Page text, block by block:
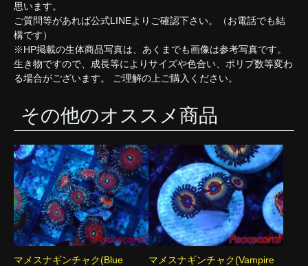
思います。
ご質問等があれば公式LINEよりご確認下さい。（お電話でも結
構です）
※HP掲載の生体商品写真は、あくまでも画像は参考写真です。
生き物ですので、成長等によりサイズや色合い、ポリプ数等変わ
る場合がございます。 ご理解の上ご購入ください。
その他のオススメ商品
マメスナギンチャク(Blue
マメスナギンチャク(Vampire